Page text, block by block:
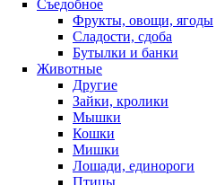
Съедобное
Фрукты, овощи, ягоды
Сладости, сдоба
Бутылки и банки
Животные
Другие
Зайки, кролики
Мышки
Кошки
Мишки
Лошади, единороги
Птицы